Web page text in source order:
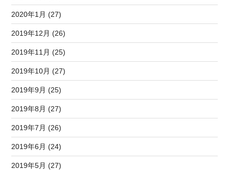
2020年1月 (27)
2019年12月 (26)
2019年11月 (25)
2019年10月 (27)
2019年9月 (25)
2019年8月 (27)
2019年7月 (26)
2019年6月 (24)
2019年5月 (27)